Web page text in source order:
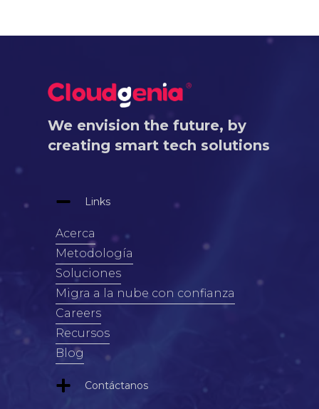
We envision the future, by
creating smart tech solutions
Links
Acerca
Metodología
Soluciones
Migra a la nube con confianza
Careers
Recursos
Blog
Contáctanos